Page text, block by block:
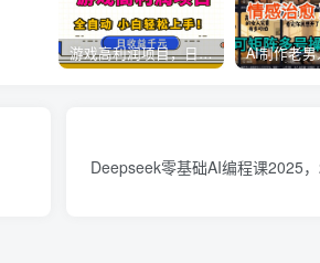
游戏高利润项目，日收益1k+，全自动，无需值守，解放双手，小白轻松上手【揭秘】
Deepseek零基础AI编程课2025